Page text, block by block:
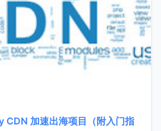
CDN 加速出海项目（附入门指